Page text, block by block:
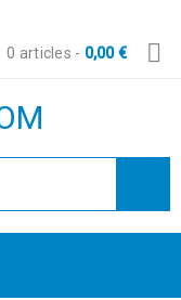
0 articles - 0,00€